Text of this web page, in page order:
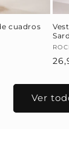
cuadros
Ver